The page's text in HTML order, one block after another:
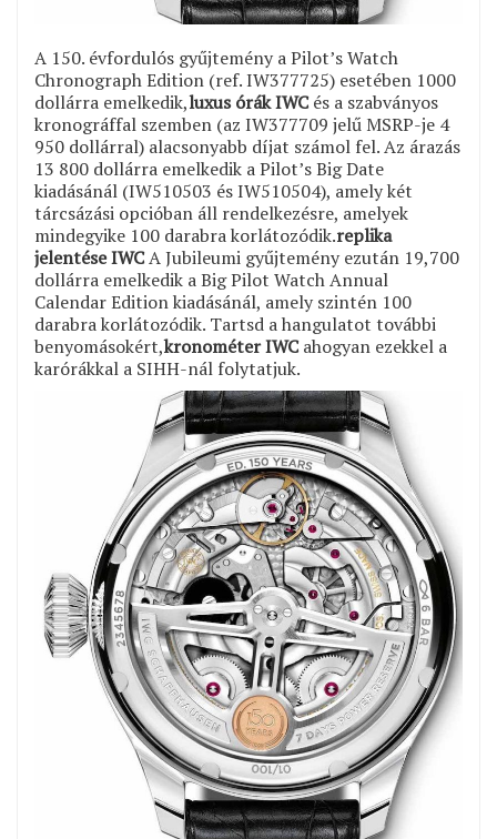
A 150. évfordulós gyűjtemény a Pilot’s Watch
Chronograph Edition (ref. IW377725) esetében 1000
dollárra emelkedik,luxus órák IWCés a szabványos
kronográffal szemben (az IW377709 jelű MSRP-je 4
950 dollárral) alacsonyabb díjat számol fel. Az árazás
13 800 dollárra emelkedik a Pilot’s Big Date
kiadásánál (IW510503 és IW510504), amely két
tárcsázási opcióban áll rendelkezésre, amelyek
mindegyike 100 darabra korlátozódik.replika
jelentése IWCA Jubileumi gyűjtemény ezután 19,700
dollárra emelkedik a Big Pilot Watch Annual
Calendar Edition kiadásánál, amely szintén 100
darabra korlátozódik. Tartsd a hangulatot további
benyomásokért,kronométer IWCahogyan ezekkel a
karórákkal a SIHH-nál folytatjuk.